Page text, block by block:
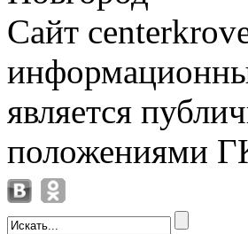
Сайт
является
положениями